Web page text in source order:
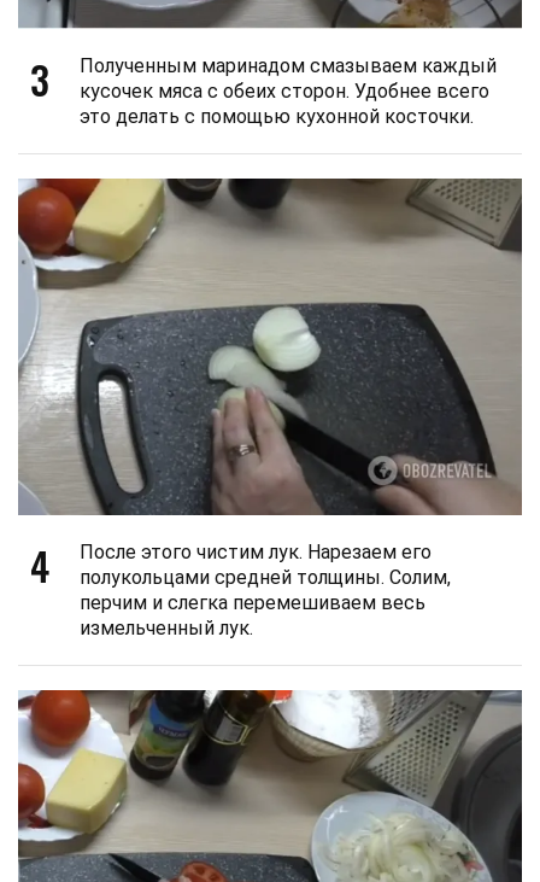
3
Полученным маринадом смазываем каждый
кусочек мяса с обеих сторон. Удобнее всего
это делать с помощью кухонной косточки.
4
После этого чистим лук. Нарезаем его
полукольцами средней толщины. Солим,
перчим и слегка перемешиваем весь
измельченный лук.